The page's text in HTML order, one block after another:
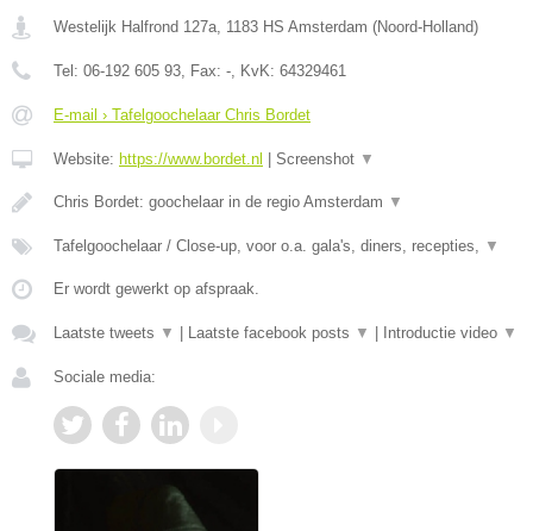
Westelijk Halfrond 127a, 1183 HS Amsterdam (Noord-Holland)
Tel: 06-192 605 93, Fax: -, KvK: 64329461
E-mail › Tafelgoochelaar Chris Bordet
Website: https://www.bordet.nl Screenshot ▼
Chris Bordet: goochelaar in de regio Amsterdam ▼
Tafelgoochelaar / Close-up, voor o.a. gala's, diners, recepties, ▼
Er wordt gewerkt op afspraak.
Laatste tweets ▼ Laatste facebook posts ▼ Introductie video ▼
Sociale media: